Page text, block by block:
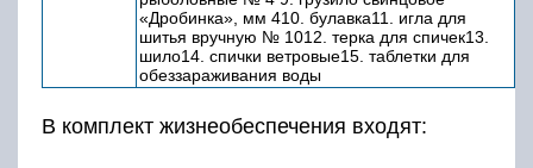
«Дробинка», мм 410. булавка11. игла для
шитья вручную № 1012. терка для спичек13.
шило14. спички ветровые15. таблетки для
обеззараживания воды
В комплект жизнеобеспечения входят: